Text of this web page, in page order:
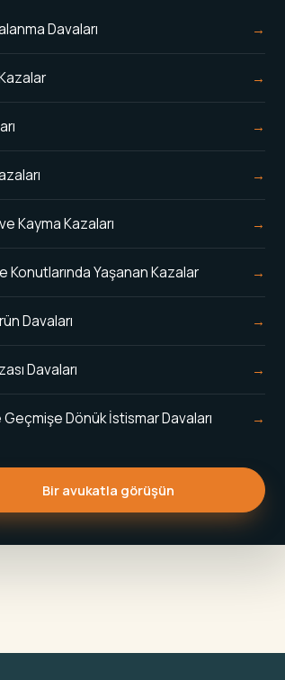
Davaları
Kayma Kazaları
Konutlarında Yaşanan Kazalar
Davaları
Davaları
Geçmişe Dönük İstismar Davaları
Bir avukatla görüşün